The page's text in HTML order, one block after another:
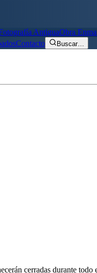
AntiguaObra
Contacto Buscar…
cerradas durante